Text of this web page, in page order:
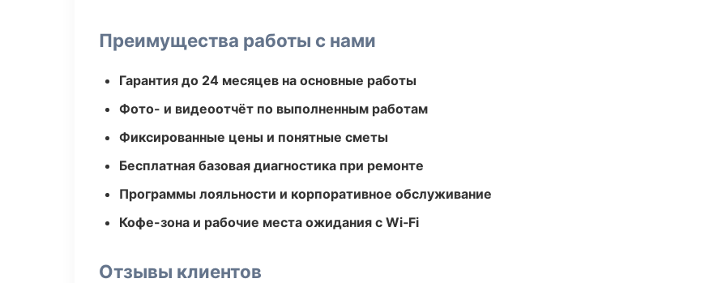
Преимущества работы с нами
Гарантия до 24 месяцев на основные работы
Фото- и видеоотчёт по выполненным работам
Фиксированные цены и понятные сметы
Бесплатная базовая диагностика при ремонте
Программы лояльности и корпоративное обслуживание
Кофе-зона и рабочие места ожидания с Wi‑Fi
Отзывы клиентов